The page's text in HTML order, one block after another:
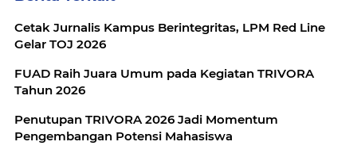
Cetak Jurnalis Kampus Berintegritas, LPM Red Line
Gelar TOJ 2026
FUAD Raih Juara Umum pada Kegiatan TRIVORA
Tahun 2026
Penutupan TRIVORA 2026 Jadi Momentum
Pengembangan Potensi Mahasiswa